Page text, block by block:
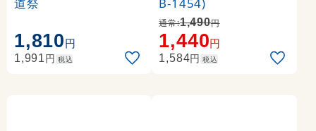
1,810円
1,991円 税込
通常:1,490円
1,440円
1,584円 税込